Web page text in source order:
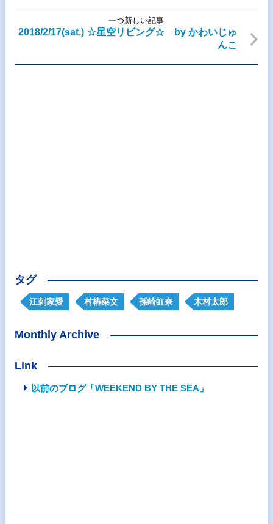
一つ新しい記事
2018/2/17(sat.) ☆星空リビング☆ by かわいじゅ
んこ
タグ
江刺家愛 村椿菜文 孫崎虹奈 木村太郎
Monthly Archive
Link
以前のブログ「WEEKEND BY THE SEA」